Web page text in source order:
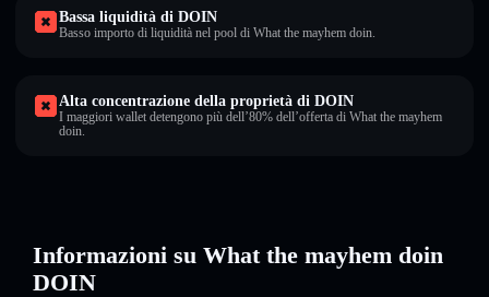
Bassa liquidità di DOIN
Basso importo di liquidità nel pool di What the mayhem doin.
Alta concentrazione della proprietà di DOIN
I maggiori wallet detengono più dell’80% dell’offerta di What the mayhem
doin.
Informazioni su What the mayhem doin
DOIN